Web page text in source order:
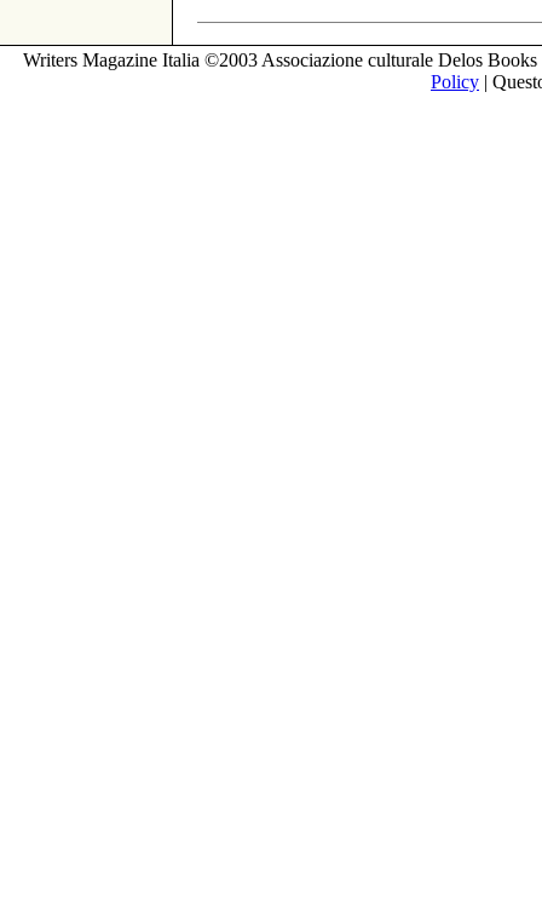
Writers Magazine Italia ©2003 Associazione culturale Delos
Policy |